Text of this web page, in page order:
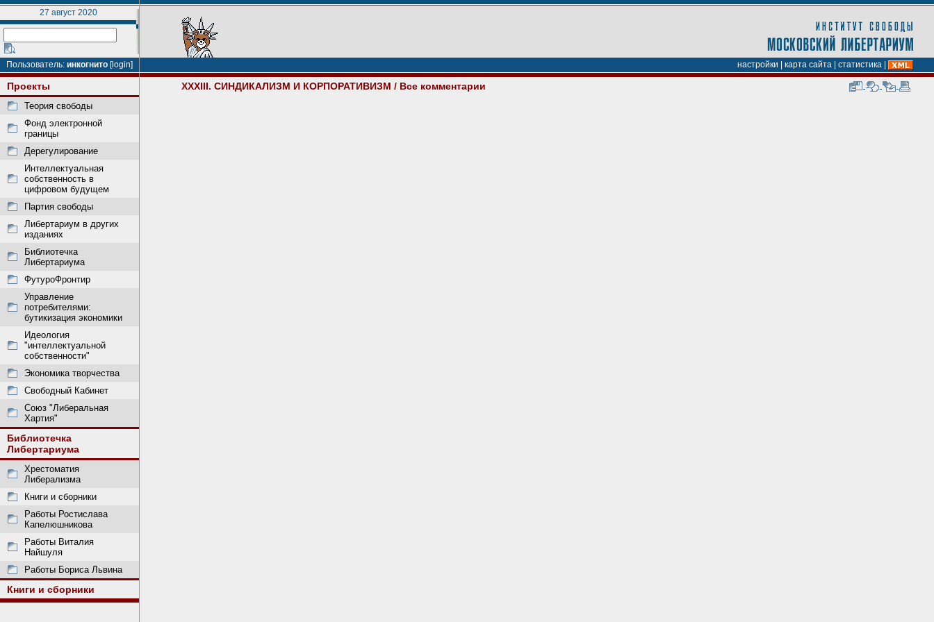
27 август 2020
Пользователь: инкогнито [login] настройки карта сайта статистика
Проекты
Теория свободы
Фонд электронной
границы
Дерегулирование
Интеллектуальная
собственность в
цифровом будущем
Партия свободы
Либертариум в других
изданиях
Библиотечка
Либертариума
ФутуроФронтир
Управление
потребителями:
бутикизация экономики
Идеология
"интеллектуальной
собственности"
Экономика творчества
Свободный Кабинет
Союз "Либеральная
Хартия"
Библиотечка
Либертариума
Хрестоматия
Либерализма
Книги и сборники
Работы Ростислава
Капелюшникова
Работы Виталия
Найшуля
Работы Бориса Львина
Книги и сборники
XXXIII. СИНДИКАЛИЗМ И КОРПОРАТИВИЗМ / Все комментарии